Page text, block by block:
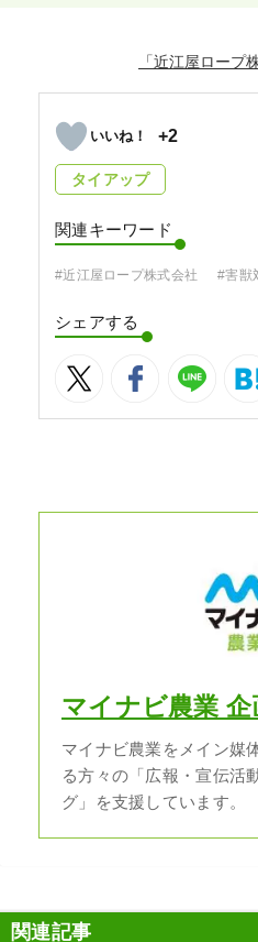
「近江屋ロープ
+2
タイアップ
関連キーワード
#近江屋ロープ株式会社 #害獣
シェアする
マイナビ農業 企
マイナビ農業をメイン媒
る方々の「広報・宣伝活
グ」を支援しています。
関連記事